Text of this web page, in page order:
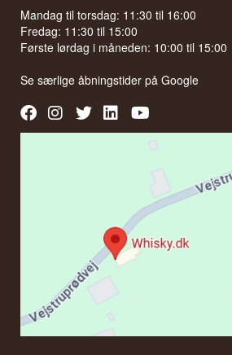
Mandag til torsdag: 11:30 til 16:00
Fredag: 11:30 til 15:00
Første lørdag i måneden: 10:00 til 15:00
Se særlige åbningstider påGoogle